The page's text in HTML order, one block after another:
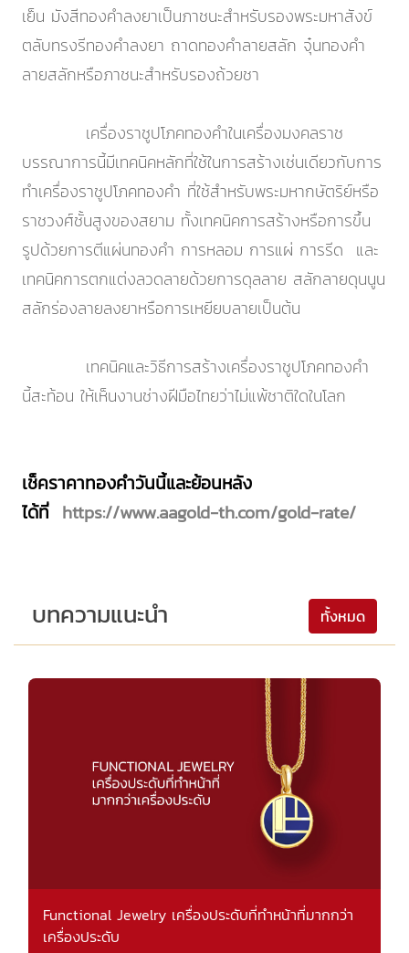
เย็น มังสีทองคำลงยาเป็นภาชนะสำหรับรองพระมหาสังข์
ตลับทรงรีทองคำลงยา ถาดทองคำลายสลัก จุ๋นทองคำ
ลายสลักหรือภาชนะสำหรับรองถ้วยชา
เครื่องราชูปโภคทองคำในเครื่องมงคลราช
บรรณาการนี้มีเทคนิคหลักที่ใช้ในการสร้างเช่นเดียวกับการ
ทำเครื่องราชูปโภคทองคำ ที่ใช้สำหรับพระมหากษัตริย์หรือ
ราชวงศ์ชั้นสูงของสยาม ทั้งเทคนิคการสร้างหรือการขึ้น
รูปด้วยการตีแผ่นทองคำ การหลอม การแผ่ การรีด และ
เทคนิคการตกแต่งลวดลายด้วยการดุลลาย สลักลายดุนนูน
สลักร่องลายลงยาหรือการเหยียบลายเป็นต้น
เทคนิคและวิธีการสร้างเครื่องราชูปโภคทองคำ
นี้สะท้อน ให้เห็นงานช่างฝีมือไทยว่าไม่แพ้ชาติใดในโลก
เช็คราคาทองคำวันนี้และย้อนหลัง
ได้ที่ https://www.aagold-th.com/gold-rate/
บทความแนะนำ ทั้งหมด
Functional Jewelry เครื่องประดับที่ทำหน้าที่มากกว่า
เครื่องประดับ